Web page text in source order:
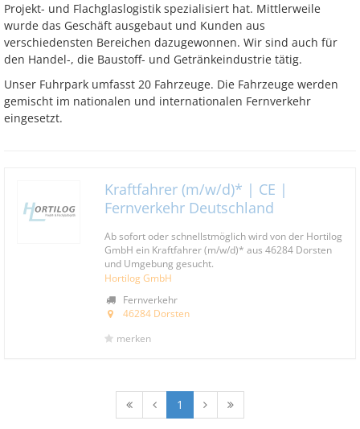
Projekt- und Flachglaslogistik spezialisiert hat. Mittlerweile
wurde das Geschäft ausgebaut und Kunden aus
verschiedensten Bereichen dazugewonnen. Wir sind auch für
den Handel-, die Baustoff- und Getränkeindustrie tätig.
Unser Fuhrpark umfasst 20 Fahrzeuge. Die Fahrzeuge werden
gemischt im nationalen und internationalen Fernverkehr
eingesetzt.
Kraftfahrer (m/w/d)* | CE |
Fernverkehr Deutschland
Ab sofort oder schnellstmöglich wird von der Hortilog
GmbH ein Kraftfahrer (m/w/d)* aus 46284 Dorsten
und Umgebung gesucht.
Hortilog GmbH
Fernverkehr
46284 Dorsten
merken
1